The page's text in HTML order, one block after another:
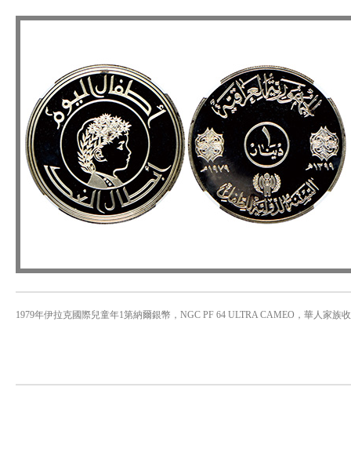
1979年伊拉克國際兒童年1第納爾銀幣，NGC PF 64 ULTRA CAMEO，華人家族